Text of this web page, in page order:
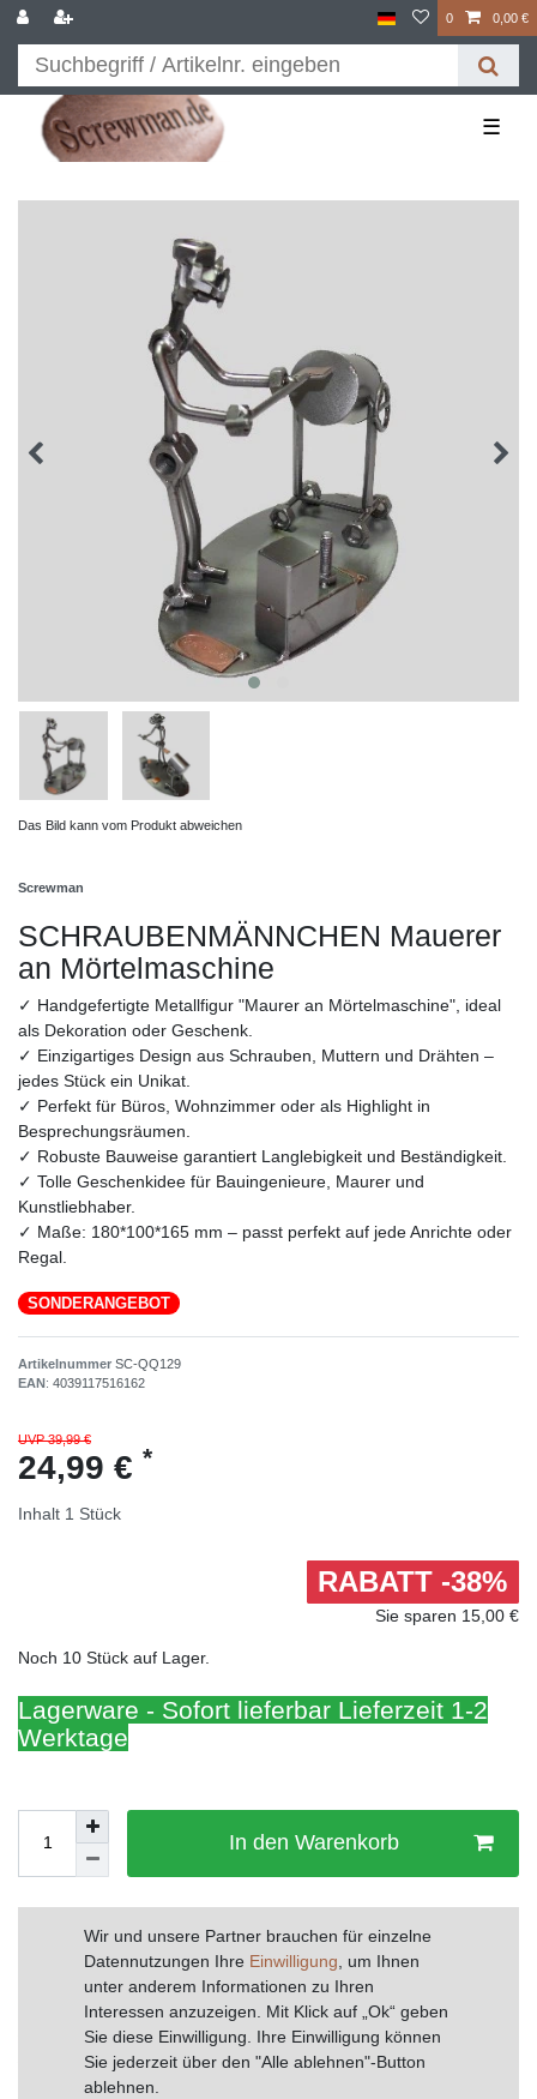
0 0,00 €
☰
Das Bild kann vom Produkt abweichen
Screwman
SCHRAUBENMÄNNCHEN Mauerer
an Mörtelmaschine
✓ Handgefertigte Metallfigur "Maurer an Mörtelmaschine", ideal
als Dekoration oder Geschenk.
✓ Einzigartiges Design aus Schrauben, Muttern und Drähten –
jedes Stück ein Unikat.
✓ Perfekt für Büros, Wohnzimmer oder als Highlight in
Besprechungsräumen.
✓ Robuste Bauweise garantiert Langlebigkeit und Beständigkeit.
✓ Tolle Geschenkidee für Bauingenieure, Maurer und
Kunstliebhaber.
✓ Maße: 180*100*165 mm – passt perfekt auf jede Anrichte oder
Regal.
SONDERANGEBOT
Artikelnummer SC-QQ129
EAN: 4039117516162
UVP 39,99 €
24,99 € *
Inhalt 1 Stück
RABATT -38%
Sie sparen 15,00 €
Noch 10 Stück auf Lager.
Lagerware - Sofort lieferbar Lieferzeit 1-2
Werktage
In den Warenkorb
Wunschliste
* inkl. ges. MwSt. zzgl.Versandkosten
Wir und unsere Partner brauchen für einzelne
Datennutzungen Ihre Einwilligung, um Ihnen
unter anderem Informationen zu Ihren
Interessen anzuzeigen. Mit Klick auf „Ok“ geben
Sie diese Einwilligung. Ihre Einwilligung können
Sie jederzeit über den "Alle ablehnen"-Button
ablehnen.